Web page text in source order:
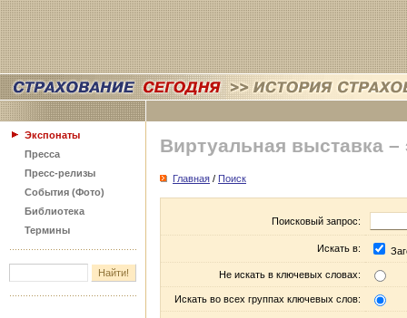
Экспонаты
Пресса
Пресс-релизы
События (Фото)
Библиотека
Термины
Виртуальная выставка –
Главная / Поиск
Поисковый запрос:
Искать в:
Не искать в ключевых словах:
Искать во всех группах ключевых слов: